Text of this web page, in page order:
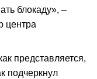
блокаду», –
центра
представляется,
подчеркнул